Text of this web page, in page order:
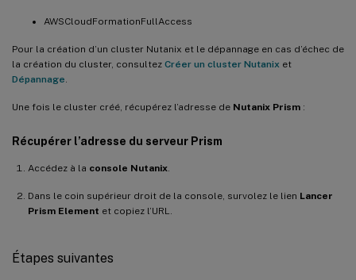
AWSCloudFormationFullAccess
Pour la création d’un cluster Nutanix et le dépannage en cas d’échec de
la création du cluster, consultez Créer un cluster Nutanix et
Dépannage
Une fois le cluster créé, récupérez l’adresse de Nutanix Prism :
Récupérer l’adresse du serveur Prism
Accédez à la console Nutanix
Dans le coin supérieur droit de la console, survolez le lien Lancer
Prism Element et copiez l’URL.
Étapes suivantes